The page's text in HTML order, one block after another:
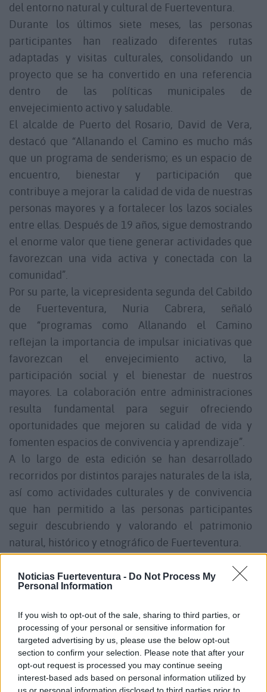
Noticias Fuerteventura - Do Not Process My
Personal Information
If you wish to opt-out of the sale, sharing to third parties, or
processing of your personal or sensitive information for
targeted advertising by us, please use the below opt-out
section to confirm your selection. Please note that after your
opt-out request is processed you may continue seeing
interest-based ads based on personal information utilized by
us or personal information disclosed to third parties prior to
del entorno natural y cultural de Fuerteventura.
Durante los últimos siete meses, las personas
participantes han realizado diferentes rutas
adaptadas y visitas culturales, consolidando un
proyecto que se ha convertido en una referencia
dentro de las políticas municipales de
envejecimiento activo y saludable.
El alcalde de Puerto del Rosario, David de Vera,
destacó que “Allanando el Camino es mucho más
que un programa de senderismo; es un espacio de
encuentro, bienestar y participación que
contribuye a mejorar la calidad de vida de nuestras
personas mayores y a fortalecer los lazos sociales
entre ellas. Después de 19 años, sigue demostrando
el enorme valor que tiene generar actividades que
favorezcan una vida activa y conectada con la
comunidad”.
Por su parte, la vicepresidenta segunda del Cabildo
de Fuerteventura, Nuria Cabrera, señaló
que “programas como Allanando el Camino
reflejan la importancia de impulsar iniciativas que
favorezcan el envejecimiento activo, la
participación social y el bienestar de nuestros
mayores. La colaboración entre administraciones
resulta fundamental para seguir ofreciendo
oportunidades que mejoren su calidad de vida y
fomenten espacios de convivencia y aprendizaje”.
A lo largo de esta edición se han desarrollado
recorridos por distintos parajes naturales de la isla,
así como actividades culturales y de convivencia
que han permitido a las personas participantes
seguir descubriendo y valorando el patrimonio
natural, histórico y etnográfico de Fuerteventura.
El Ayuntamiento de Puerto del Rosario quiere
expresar un especial agradecimiento al
Ayuntamiento de Pájara por su colaboración y
acogida durante la visita etnográfica desarrollada
en dicho municipio, así como al Parque
Tecnológico de Fuerteventura, cuya implicación y
disposición hicieron posible una de las actividades
más enriquecedoras del programa, acercando a las